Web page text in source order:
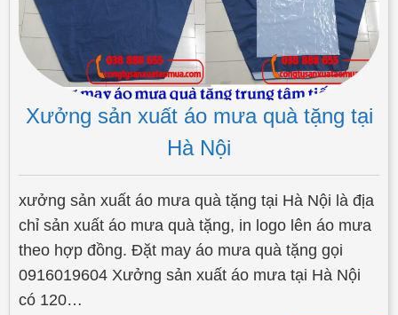
Xưởng sản xuất áo mưa quà tặng tại
Hà Nội
xưởng sản xuất áo mưa quà tặng tại Hà Nội là địa
chỉ sản xuất áo mưa quà tặng, in logo lên áo mưa
theo hợp đồng. Đặt may áo mưa quà tặng gọi
0916019604 Xưởng sản xuất áo mưa tại Hà Nội
có 120…